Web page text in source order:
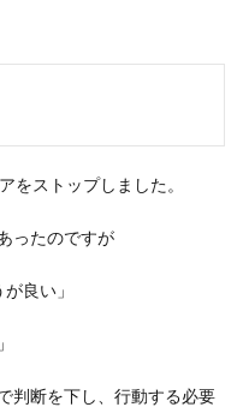
をストップしました。
ったのですが
良い」
判断を下し、行動する必要